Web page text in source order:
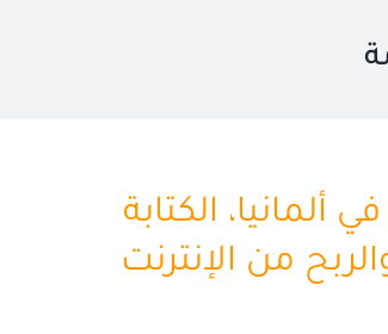
ألمانيا، الكتابة
من الإنترنت